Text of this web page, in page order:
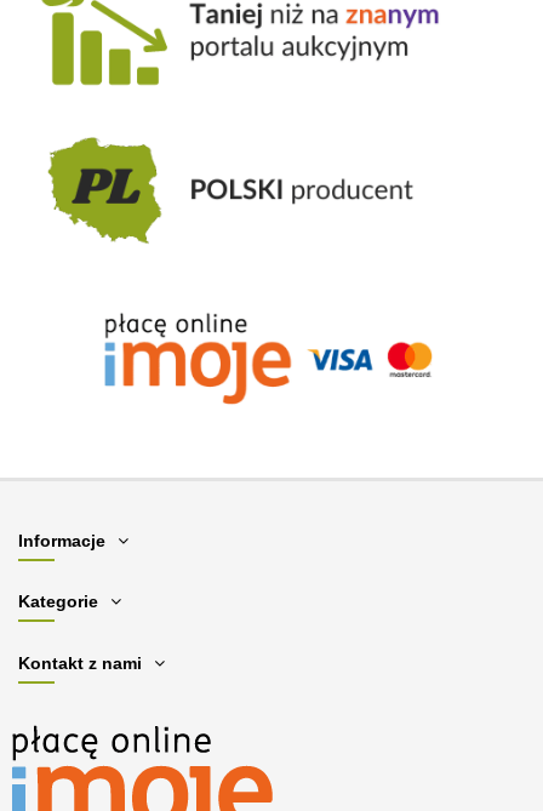
Informacje
Kategorie
Kontakt z nami